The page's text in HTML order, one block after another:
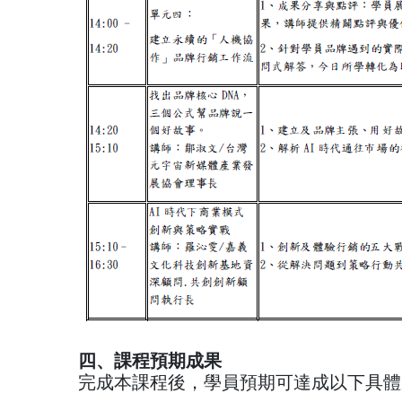
四、課程預期成果
完成本課程後，學員預期可達成以下具